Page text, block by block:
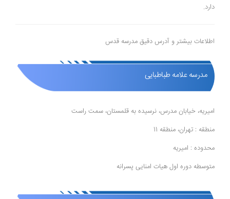
دارد.
اطلاعات بیشتر و آدرس دقیق مدرسه قدس
مدرسه علامه طباطبایی
امیریه، خیابان مدرس، نرسیده به قلمستان، سمت راست
منطقه : تهران، منطقه 11
محدوده : امیریه
متوسطه دوره اول هیات امنایی پسرانه